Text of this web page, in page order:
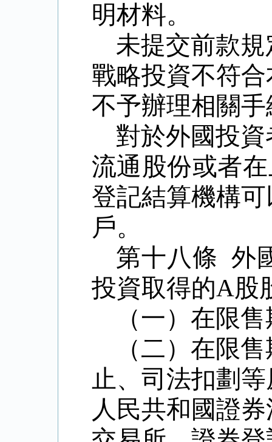
明材料。
未提交前款
戰略投資不符
不予辦理相關
對於外國投
流通股份或者
登記結算機構
戶。
第十八條 外
投資取得的A股
（一）在限
（二）在限
止、司法扣劃
人民共和國證